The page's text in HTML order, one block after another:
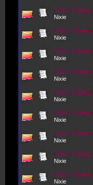
Sabit Konu:
Nixie
Sabit Konu:
Nixie
Sabit Konu:
Nixie
Sabit Konu:
Nixie
Sabit Konu:
Nixie
Sabit Konu:
Nixie
Sabit Konu:
Nixie
Sabit Konu:
Nixie
Sabit Konu:
Nixie